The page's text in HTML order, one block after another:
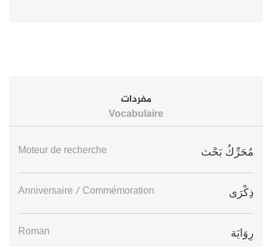
مفردات
Vocabulaire
مُحَرِّكُ بَحْث Moteur de recherche
ذِكْرَى Anniversaire / Commémoration
رِوَايَة Roman